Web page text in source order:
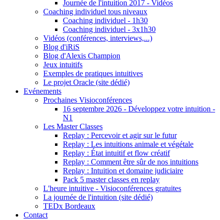
Journée de l'intuition 2017 - Vidéos
Coaching individuel tous niveaux
Coaching individuel - 1h30
Coaching individuel - 3x1h30
Vidéos (conférences, interviews,...)
Blog d'iRiS
Blog d'Alexis Champion
Jeux intuitifs
Exemples de pratiques intuitives
Le projet Oracle (site dédié)
Evénements
Prochaines Visioconférences
16 septembre 2026 - Développez votre intuition -
N1
Les Master Classes
Replay : Percevoir et agir sur le futur
Replay : Les intuitions animale et végétale
Replay : État intuitif et flow créatif
Replay : Comment être sûr de nos intuitions
Replay : Intuition et domaine judiciaire
Pack 5 master classes en replay
L'heure intuitive - Visioconférences gratuites
La journée de l'intuition (site dédié)
TEDx Bordeaux
Contact